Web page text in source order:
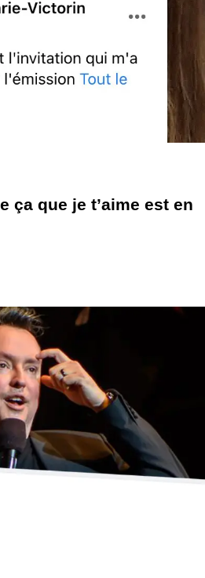
ça que je t’aime est en